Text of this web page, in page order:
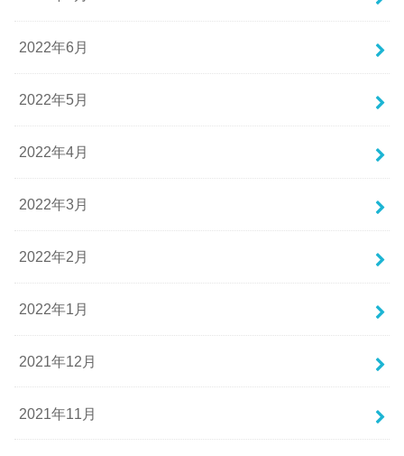
2022年6月
2022年5月
2022年4月
2022年3月
2022年2月
2022年1月
2021年12月
2021年11月